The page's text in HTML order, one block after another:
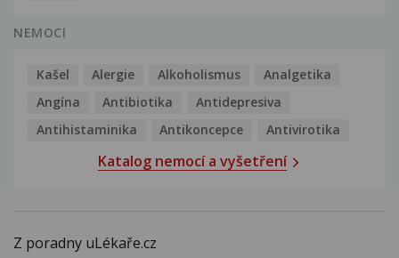
NEMOCI
Kašel Alergie Alkoholismus
Analgetika
Angína
Antibiotika
Antidepresiva
Antihistaminika
Antikoncepce Antivirotika
Katalog nemocí a vyšetření
Z poradny uLékaře.cz